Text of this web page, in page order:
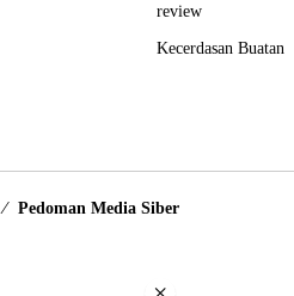
review
Kecerdasan Buatan
Pedoman Media Siber